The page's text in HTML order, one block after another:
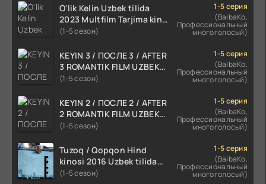
O'lik Kelin Uzbek tilida
2023 Multfilm Tarjima kino
skachat
(1-5 сезон)
1-5 серия
(BaibaKo,
Профессиональный
многоголосый)
KEYIN 3 / ПОСЛЕ 3 / AFTER
3 ROMANTIK FILM UZBEK
TILIDA 2021 TARJIMA FILM
(1-5 сезон)
1-5 серия
(BaibaKo,
Профессиональный
многоголосый)
KEYIN 2 / ПОСЛЕ 2 / AFTER
2 ROMANTIK FILM UZBEK
TILIDA 2020 TARJIMA FILM
(1-5 сезон)
1-5 серия
(BaibaKo,
Профессиональный
многоголосый)
Tuzoq / Qopqon Hind
kinosi 2016 Uzbek tilida
tarjima film HD
(1-5 сезон)
1-5 серия
(BaibaKo,
Профессиональный
многоголосый)